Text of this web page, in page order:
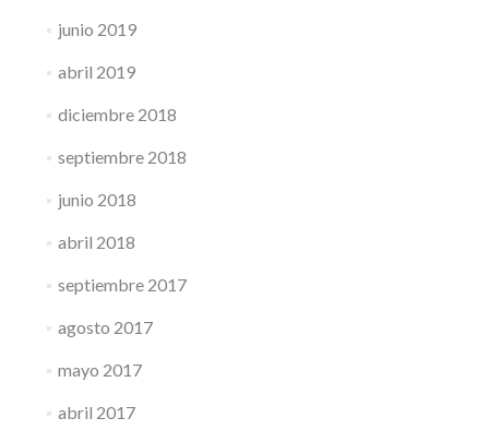
junio 2019
abril 2019
diciembre 2018
septiembre 2018
junio 2018
abril 2018
septiembre 2017
agosto 2017
mayo 2017
abril 2017